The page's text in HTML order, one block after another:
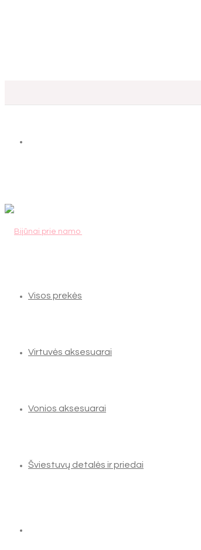
Visos prekės
Virtuvės aksesuarai
Vonios aksesuarai
Šviestuvų detalės ir priedai